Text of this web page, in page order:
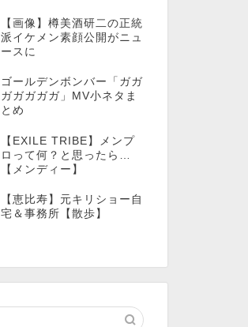
【画像】樽美酒研二の正統
派イケメン素顔公開がニュ
ースに
ゴールデンボンバー「ガガ
ガガガガガ」MV小ネタま
とめ
【EXILE TRIBE】メンプ
ロって何？と思ったら…
【メンディー】
【恵比寿】元キリショー自
宅＆事務所【散歩】